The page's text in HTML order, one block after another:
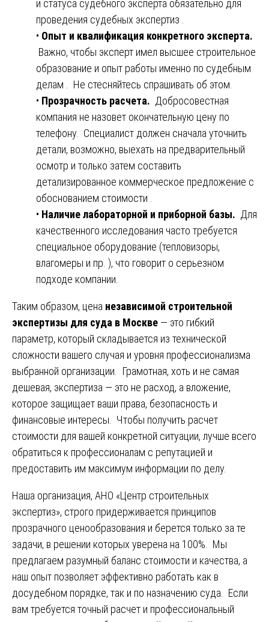
и статуса судебного эксперта обязательно для
проведения судебных экспертиз .
• Опыт и квалификация конкретного эксперта.
Важно, чтобы эксперт имел высшее строительное
образование и опыт работы именно по судебным
делам . Не стесняйтесь спрашивать об этом.
• Прозрачность расчета. Добросовестная
компания не назовет окончательную цену по
телефону. Специалист должен сначала уточнить
детали, возможно, выехать на предварительный
осмотр и только затем составить
детализированное коммерческое предложение с
обоснованием стоимости .
• Наличие лабораторной и приборной базы. Для
качественного исследования часто требуется
специальное оборудование (тепловизоры,
влагомеры и пр. ), что говорит о серьезном
подходе компании.
Таким образом, цена независимой строительной
экспертизы для суда в Москве — это гибкий
параметр, который складывается из технической
сложности вашего случая и уровня профессионализма
выбранной организации. Грамотная, хоть и не самая
дешевая, экспертиза — это не расход, а вложение,
которое защищает ваши права, безопасность и
финансовые интересы. Чтобы получить расчет
стоимости для вашей конкретной ситуации, лучше всего
обратиться к профессионалам с репутацией и
предоставить им максимум информации по делу.
Наша организация, АНО «Центр строительных
экспертиз», строго придерживается принципов
прозрачного ценообразования и берется только за те
задачи, в решении которых уверена на 100%. Мы
предлагаем разумный баланс стоимости и качества, а
наш опыт позволяет эффективно работать как в
досудебном порядке, так и по назначению суда. Если
вам требуется точный расчет и профессиональный